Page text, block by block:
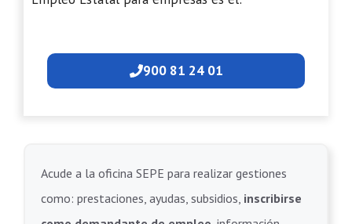
900 81 24 01
Acude a la oficina SEPE para realizar gestiones
como: prestaciones, ayudas, subsidios, inscribirse